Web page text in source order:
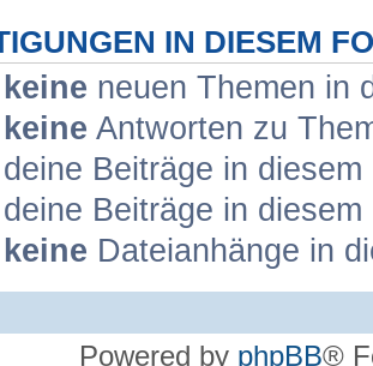
IN DIESEM
keine neuen Themen in
keine Antworten zu
Beiträge in
Beiträge in
keine Dateianhänge in
Powered by phpBB®